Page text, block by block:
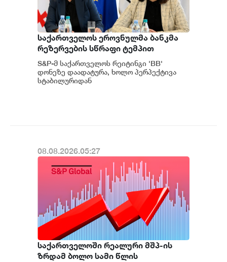
საქართველოს ეროვნულმა ბანკმა
რეზერვების სწრაფი ტემპით
დაგროვება განაგრძო და ივლისში
რეკორდულ ნიშნულს $7.1 მილიარდს
მიაღწია - S&P
S&P-მ საქართველოს რეიტინგი 'BB'
დონეზე დაადატურა, ხოლო პერპექტივა
სტაბილურიდან
08.08.2026.05:27
საქართველოში რეალური მშპ-ის
ზრდამ ბოლო სამი წლის